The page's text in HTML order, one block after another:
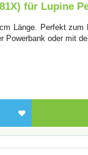
für Lupine
Länge. Perfekt zum
oder mit